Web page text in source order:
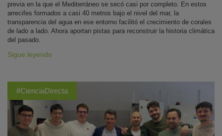
previa en la que el Mediterráneo se secó casi por completo. En estos
arrecifes formados a casi 40 metros bajo el nivel del mar, la
transparencia del agua en ese entorno facilitó el crecimiento de corales
de lado a lado. Ahora aportan pistas para reconstruir la historia climática
del pasado.
Sigue leyendo
#CienciaDirecta